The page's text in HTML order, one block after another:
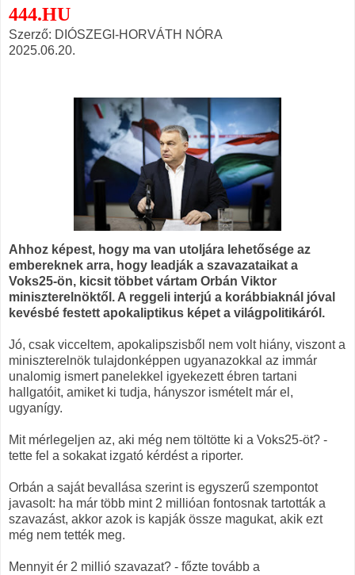
444.HU
Szerző: DIÓSZEGI-HORVÁTH NÓRA
2025.06.20.
Ahhoz képest, hogy ma van utoljára lehetősége az
embereknek arra, hogy leadják a szavazataikat a
Voks25-ön, kicsit többet vártam Orbán Viktor
miniszterelnöktől. A reggeli interjú a korábbiaknál jóval
kevésbé festett apokaliptikus képet a világpolitikáról.
Jó, csak vicceltem, apokalipszisből nem volt hiány, viszont a
miniszterelnök tulajdonképpen ugyanazokkal az immár
unalomig ismert panelekkel igyekezett ébren tartani
hallgatóit, amiket ki tudja, hányszor ismételt már el,
ugyanígy.
Mit mérlegeljen az, aki még nem töltötte ki a Voks25-öt? -
tette fel a sokakat izgató kérdést a riporter.
Orbán a saját bevallása szerint is egyszerű szempontot
javasolt: ha már több mint 2 millióan fontosnak tartották a
szavazást, akkor azok is kapják össze magukat, akik ezt
még nem tették meg.
Mennyit ér 2 millió szavazat? - főzte tovább a